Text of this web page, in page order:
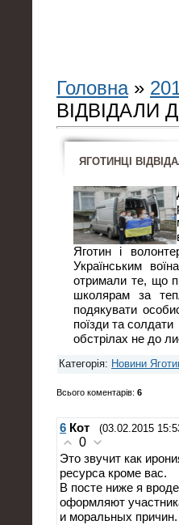
Головна»
ВІДВІДАЛИ
ЯГОТИНЦІ
Яготин і
Українським
отримали те, що
школярам за
подякувати
поїзди та
обстрілах не до
Категорія: Новини
Всього коментарів: 6
6 Кот (03.02.2015
0
Это звучит как
ресурса кроме вас.
В посте ниже я
оформляют
и моральных причин.